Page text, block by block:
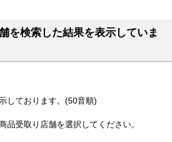
を検索した結果を表示していま
しております。(50音順)
品受取り店舗を選択してください。